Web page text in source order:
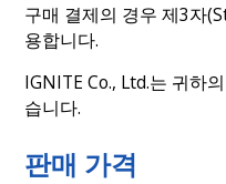
구매 결제의 경우 제3자
용합니다.
IGNITE Co., Ltd.는 귀하
습니다.
판매 가격